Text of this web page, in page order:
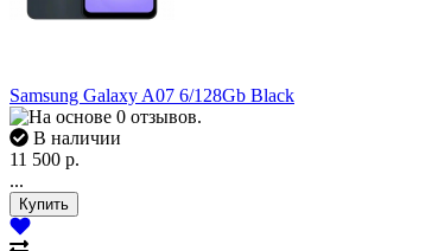
Samsung Galaxy A07 6/128Gb Black
В наличии
11 500 р.
...